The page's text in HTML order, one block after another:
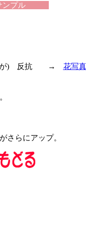
ンプル
ゃが) 反抗 → 花写
さらにアップ。